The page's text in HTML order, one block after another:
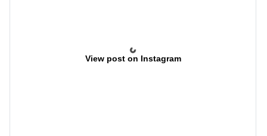
View post on Instagram